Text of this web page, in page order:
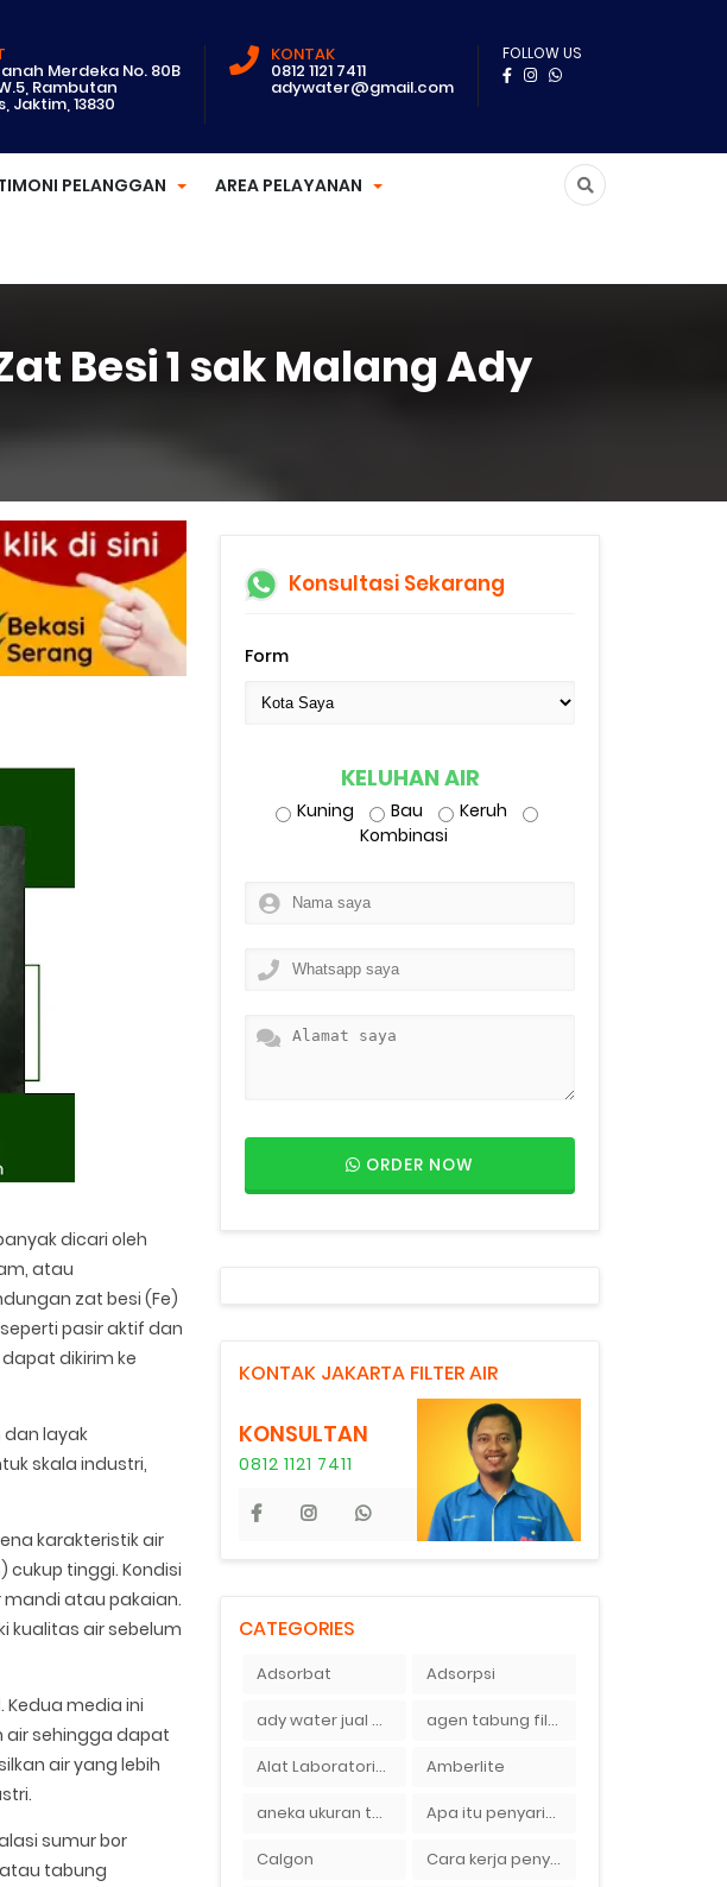
Merdeka No. 80B
Rambutan
Jaktim, 13830
KONTAK
0812 1121 7411
adywater@gmail.com
FOLLOW US
PELANGGAN AREA PELAYANAN
Besi 1 sak Malang Ady
dicari oleh
atau
zat besi (Fe)
pasir aktif dan
dikirim ke
dan layak
skala industri,
karakteristik air
tinggi. Kondisi
atau pakaian.
kualitas air sebelum
media ini
air sehingga dapat
air yang lebih
sumur bor
tabung
Konsultasi Sekarang
Form
KELUHAN AIR
Kuning Bau
Keruh
Kombinasi
ORDER NOW
KONTAK JAKARTA FILTER AIR
KONSULTAN
0812 1121 7411
CATEGORIES
Adsorbat Adsorpsi
ady water jual membran ro 2000 gpd harganya sangat murah agen tabung filter air di bandung
Alat Laboratorium Amberlite
aneka ukuran tabung filter air Apa itu penyaringan air secara umum
Calgon Cara kerja penyaring air Ady Water dengan tabung FRP berisikan lapisan media filter air